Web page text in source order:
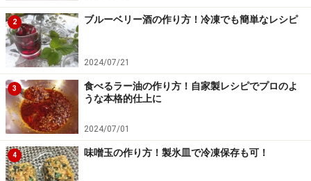
2 ブルーベリー酒の作り方！冷凍でも簡単なレシピ
2024/07/21
3
食べるラー油の作り方！自家製レシピでプロのよ
うな本格的仕上に
2024/07/01
4 味噌玉の作り方！製氷皿で冷凍保存も可！